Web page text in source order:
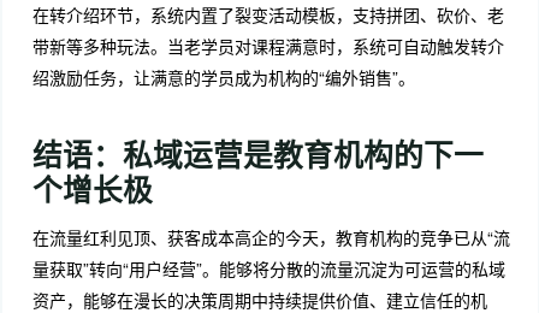
在转介绍环节，系统内置了裂变活动模板，支持拼团、砍价、老
带新等多种玩法。当老学员对课程满意时，系统可自动触发转介
绍激励任务，让满意的学员成为机构的“编外销售”。
结语：私域运营是教育机构的下一
个增长极
在流量红利见顶、获客成本高企的今天，教育机构的竞争已从“流
量获取”转向“用户经营”。能够将分散的流量沉淀为可运营的私域
资产，能够在漫长的决策周期中持续提供价值、建立信任的机